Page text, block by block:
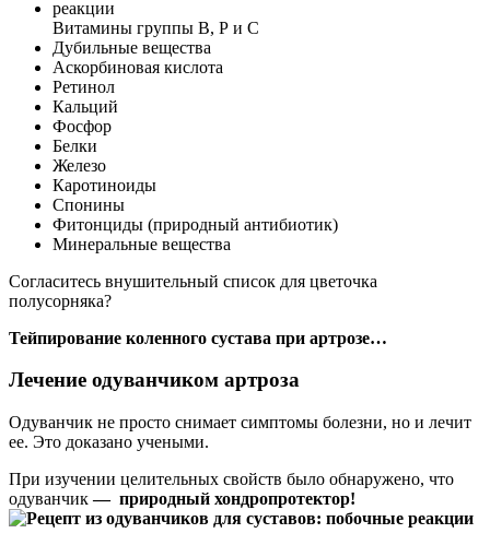
Витамины группы В, Р и С
Дубильные вещества
Аскорбиновая кислота
Ретинол
Кальций
Фосфор
Белки
Железо
Каротиноиды
Спонины
Фитонциды (природный антибиотик)
Минеральные вещества
Согласитесь внушительный список для цветочка
полусорняка?
Тейпирование коленного сустава при артрозе…
Лечение одуванчиком артроза
Одуванчик не просто снимает симптомы болезни, но и лечит
ее. Это доказано учеными.
При изучении целительных свойств было обнаружено, что
одуванчик— природный хондропротектор!